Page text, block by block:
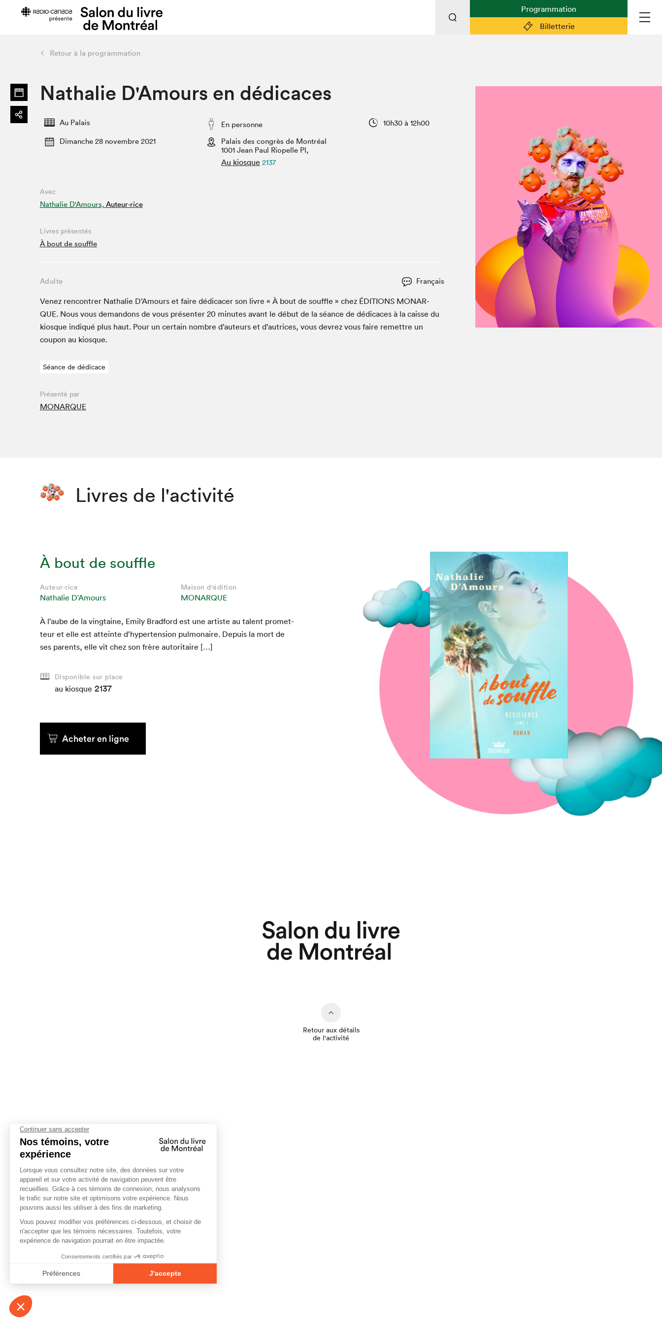
Billetterie
Programmation
Horaires et tarifs
Se rendre au Salon
Restauration
Programmation
SLM PRO
Liste des exposant·e·s
Liste des auteur·rice·s
Programmation dans la ville
Vidéos et balados
Projets partenaires
Café La Presse
Espace Côte-des-Neiges
La lecture en cadeau
Le grand jeu de lecture à voix haute du Salon du livre
de Montréal
Le Salon dans ta classe
Lettres québécoises au Salon
Liseur Public
Louisiane enracinée et branchée
Matinées scolaires Hydro-Québec
Mur des illustrateur·rice·s
Espace exposant·e·s
Espace enseignant·e·s
Espace participant⋅e⋅s
Espace Salon dans la ville
Espace bénévoles
Devenir bénévole
À propos du Salon
Liste des exposant·e·s
Liste des auteur·rice·s
Que cherchez-vous?
Retour à la programmation
Nathalie D'Amours en dédicaces
Au Palais En personne
10h30 à 12h00
Dimanche 28 novembre 2021
Palais des congrès de Montréal
1001 Jean Paul Riopelle Pl,
Au kiosque 2137
Avec
Nathalie D'Amours, Auteur·rice
Livres présentés
À bout de souffle
Adulte Français
Venez ren­con­tr­er Nathalie D’Amours et faire dédi­cac­er son livre « À bout de souf­fle » chez ÉDI­TIONS MONAR­
QUE. Nous vous deman­dons de vous présen­ter 20 min­utes avant le début de la séance de dédi­caces à la caisse du
kiosque indiqué plus haut. Pour un cer­tain nom­bre d’auteurs et d’autrices, vous devrez vous faire remet­tre un
coupon au kiosque.
Séance de dédicace
Présenté par
MONARQUE
Livres de l'activité
À bout de souffle
Auteur·rice
Nathalie D'Amours
Maison d'édition
MONARQUE
À l’aube de la ving­taine, Emi­ly Brad­ford est une artiste au tal­ent promet­
teur et elle est atteinte d’hypertension pul­monaire. Depuis la mort de
ses par­ents, elle vit chez son frère autoritaire […]
Disponible sur place
au kiosque 2137
Acheter en ligne
Retour aux détails
de l'activité